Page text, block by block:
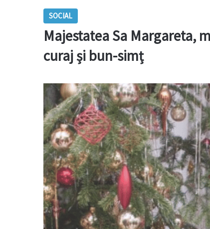
SOCIAL
Majestatea Sa Margareta,
curaj și bun-simț